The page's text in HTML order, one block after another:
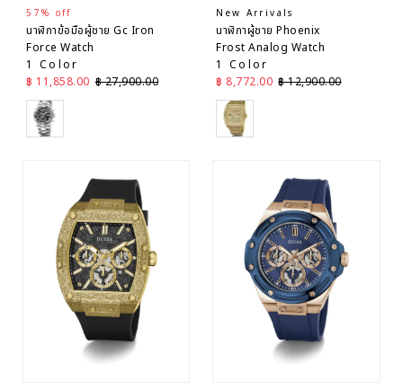
57% off
นาฬิกาข้อมือผู้ชาย Gc Iron
Force Watch
1 Color
ราคาลด
฿ 11,858.00 ราคาปกติ
฿ 27,900.00
Silver
New Arrivals
นาฬิกาผู้ชาย Phoenix
Frost Analog Watch
1 Color
ราคาลด
฿ 8,772.00 ราคาปกติ
฿ 12,900.00
Gold